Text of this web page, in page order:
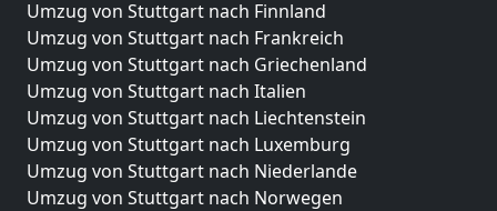
Umzug von Stuttgart nach Finnland
Umzug von Stuttgart nach Frankreich
Umzug von Stuttgart nach Griechenland
Umzug von Stuttgart nach Italien
Umzug von Stuttgart nach Liechtenstein
Umzug von Stuttgart nach Luxemburg
Umzug von Stuttgart nach Niederlande
Umzug von Stuttgart nach Norwegen